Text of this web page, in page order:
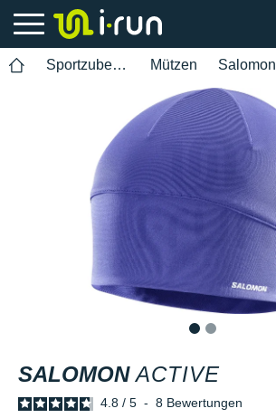
Sportzubehör Mützen Salomon
SALOMON ACTIVE
4.8 / 5 - 8 Bewertungen